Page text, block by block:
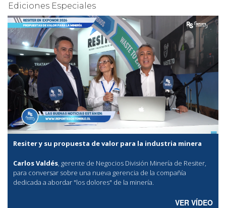
Ediciones Especiales
Resiter y su propuesta de valor para la industria minera
Carlos Valdés , gerente de Negocios División Minería de Resiter,
para conversar sobre una nueva gerencia de la compañía
dedicada a abordar "los dolores" de la minería.
VER VÍDEO